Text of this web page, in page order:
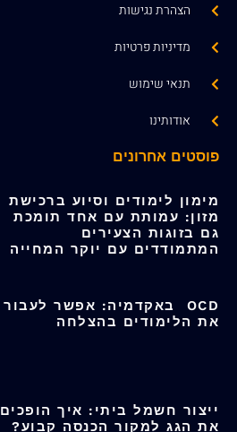
הצהרת נגישות
מדיניות פרטיות
תנאי שימוש
אודותינו
פוסטים אחרונים
מימון לימודים וסיוע ברכישת
מזון: עמותת עם אחד תומכת
גם בזוגות הצעירים
המתמודדים עם יוקר המחייה
OCD באקדמיה: אפשר לעבור
את הלימודים בהצלחה
ייצור חשמל ביתי: איך הופכים
את הגג למקור הכנסה קבוע?